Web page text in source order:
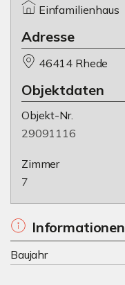
Einfamilienhaus
Adresse
46414 Rhede
Objektdaten
Objekt-Nr.
29091116
Zimmer
7
Informationen
Baujahr